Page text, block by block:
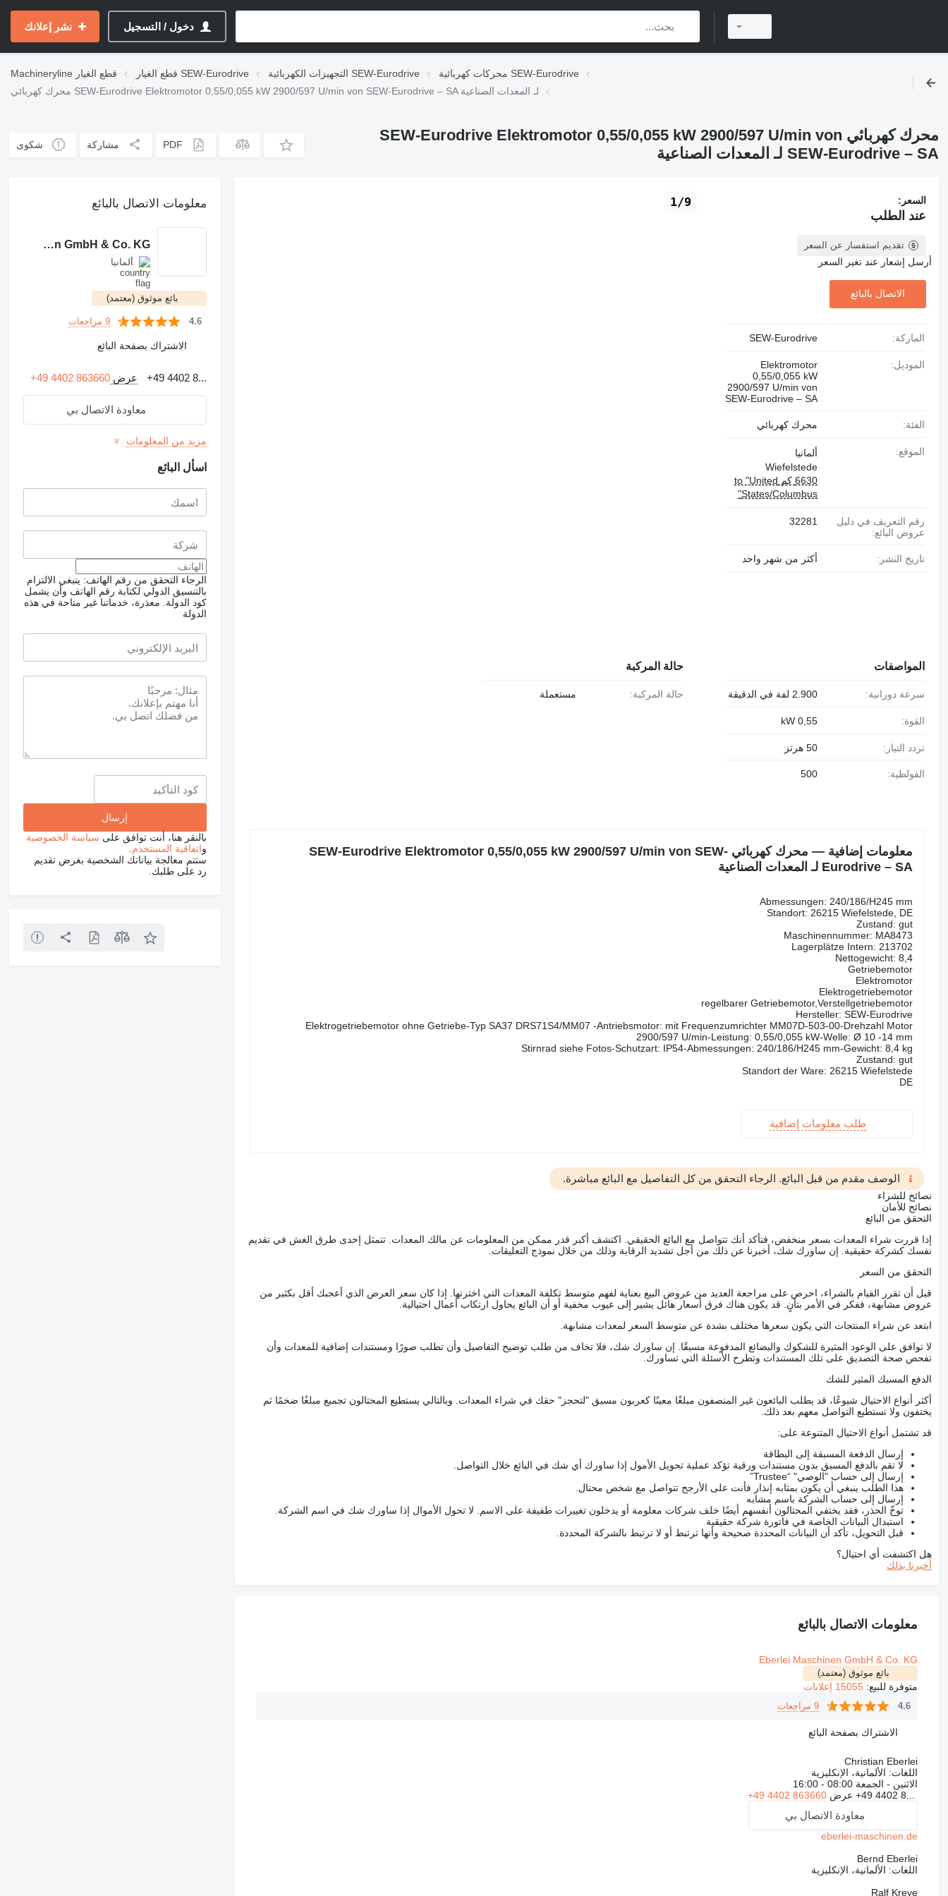
دخول / التسجيل نشر إعلانك
Machineryline قطع الغيار قطع الغيار SEW-Eurodrive التجهيزات الكهربائية SEW-Eurodrive
محركات كهربائية SEW-Eurodrive
محرك كهربائي SEW-Eurodrive Elektromotor 0,55/0,055 kW 2900/597 U/min von SEW-Eurodrive – SA لـ المعدات الصناعية
محرك كهربائي SEW-Eurodrive Elektromotor 0,55/0,055 kW 2900/597 U/min von
SEW-Eurodrive – SA لـ المعدات الصناعية
PDF مشاركة شكوى
1/9 السعر:
عند الطلب
تقديم استفسار عن السعر
أرسل إشعار عند تغير السعر
الاتصال بالبائع
الماركة: SEW-Eurodrive
الموديل:
Elektromotor
0,55/0,055 kW
2900/597 U/min von
SEW-Eurodrive – SA
الفئة: محرك كهربائي
الموقع:
ألمانيا
Wiefelstede
6630 كم to "United
States/Columbus"
رقم التعريف في دليل
عروض البائع:
32281
تاريخ النشر: أكثر من شهر واحد
المواصفات
سرعة دورانية: 2.900 لفة في الدقيقة
القوة: 0,55 kW
تردد التيار: 50 هرتز
الفولطية: 500
حالة المركبة
حالة المركبة: مستعملة
معلومات إضافية — محرك كهربائي SEW-Eurodrive Elektromotor 0,55/0,055 kW 2900/597 U/min von SEW-
Eurodrive – SA لـ المعدات الصناعية
Abmessungen: 240/186/H245 mm
Standort: 26215 Wiefelstede, DE
Zustand: gut
Maschinennummer: MA8473
Lagerplätze Intern: 213702
Nettogewicht: 8,4
Getriebemotor
Elektromotor
Elektrogetriebemotor
regelbarer Getriebemotor,Verstellgetriebemotor
Hersteller: SEW-Eurodrive
Elektrogetriebemotor ohne Getriebe-Typ SA37 DRS71S4/MM07 -Antriebsmotor: mit Frequenzumrichter MM07D-503-00-Drehzahl Motor
2900/597 U/min-Leistung: 0,55/0,055 kW-Welle: Ø 10 -14 mm
Stirnrad siehe Fotos-Schutzart: IP54-Abmessungen: 240/186/H245 mm-Gewicht: 8,4 kg
Zustand: gut
Standort der Ware: 26215 Wiefelstede
DE
طلب معلومات إضافية
الوصف مقدم من قبل البائع. الرجاء التحقق من كل التفاصيل مع البائع مباشرة.
نصائح للشراء
نصائح للأمان
التحقق من البائع
إذا قررت شراء المعدات بسعر منخفض، فتأكد أنك تتواصل مع البائع الحقيقي. اكتشف أكبر قدر ممكن من المعلومات عن مالك المعدات. تتمثل إحدى طرق الغش في تقديم
نفسك كشركة حقيقية. إن ساورك شك، أخبرنا عن ذلك من أجل تشديد الرقابة وذلك من خلال نموذج التعليقات.
التحقق من السعر
قبل أن تقرر القيام بالشراء، احرص على مراجعة العديد من عروض البيع بعناية لفهم متوسط تكلفة المعدات التي اخترتها. إذا كان سعر العرض الذي أعجبك أقل بكثير من
عروض مشابهة، ففكر في الأمر بتأنٍ. قد يكون هناك فرق أسعار هائل يشير إلى عيوب مخفية أو أن البائع يحاول ارتكاب أعمال احتيالية.
ابتعد عن شراء المنتجات التي يكون سعرها مختلف بشدة عن متوسط السعر لمعدات مشابهة.
لا توافق على الوعود المثيرة للشكوك والبضائع المدفوعة مسبقًا. إن ساورك شك، فلا تخاف من طلب توضيح التفاصيل وأن تطلب صورًا ومستندات إضافية للمعدات وأن
تفحص صحة التصديق على تلك المستندات وتطرح الأسئلة التي تساورك.
الدفع المسبك المثير للشك
أكثر أنواع الاحتيال شيوعًا، قد يطلب البائعون غير المنصفون مبلغًا معينًا كعربون مسبق "لتحجز" حقك في شراء المعدات. وبالتالي يستطيع المحتالون تجميع مبلغًا ضخمًا ثم
يختفون ولا تستطيع التواصل معهم بعد ذلك.
قد تشتمل أنواع الاحتيال المتنوعة على:
إرسال الدفعة المسبقة إلى البطاقة
لا تقم بالدفع المسبق بدون مستندات ورقية تؤكد عملية تحويل الأمول إذا ساورك أي شك في البائع خلال التواصل.
إرسال إلى حساب "الوصي" “Trustee”
هذا الطلب ينبغي أن يكون بمثابه إنذار فأنت على الأرجح تتواصل مع شخص محتال.
إرسال إلى حساب الشركة باسم مشابه
توخّ الحذر، فقد يختفي المحتالون أنفسهم أيضًا خلف شركات معلومة أو يدخلون تغييرات طفيفة على الاسم. لا تحول الأموال إذا ساورك شك في اسم الشركة.
استبدال البيانات الخاصة في فاتورة شركة حقيقية
قبل التحويل، تأكد أن البيانات المحددة صحيحة وأنها ترتبط أو لا ترتبط بالشركة المحددة.
هل اكتشفت أي احتيال؟
أخبرنا بذلك
معلومات الاتصال بالبائع
Eberlei Maschinen GmbH & Co. KG
بائع موثوق (معتمد)
متوفرة للبيع: 15055 إعلانات
4.6 9 مراجعات
الاشتراك بصفحة البائع
Christian Eberlei
اللغات: الألمانية، الإنكليزية
الاثنين - الجمعة 08:00 - 16:00
+49 4402 8... عرض +49 4402 863660
معاودة الاتصال بي
eberlei-maschinen.de
Bernd Eberlei
اللغات: الألمانية، الإنكليزية
Ralf Kreye
معلومات الاتصال بالبائع
Eberlei Maschinen GmbH & Co. KG
ألمانيا
بائع موثوق (معتمد)
4.6 9 مراجعات
الاشتراك بصفحة البائع
+49 4402 8... عرض+49 4402 863660
معاودة الاتصال بي
مزيد من المعلومات
اسأل البائع
الرجاء التحقق من رقم الهاتف: ينبغي الالتزام
بالتنسيق الدولي لكتابة رقم الهاتف وأن يشمل
كود الدولة.
معذرة، خدماتنا غير متاحة في هذه
الدولة
بالنقر هنا، أنت توافق على سياسة الخصوصية
واتفاقية المستخدم
ستتم معالجة بياناتك الشخصية بغرض تقديم
رد على طلبك.